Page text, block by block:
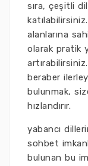
sıra, çeşitli
alanlarına
olarak pratik
beraber
bulunmak,
hızlandırır.
yabancı
sohbet
bulunan bu